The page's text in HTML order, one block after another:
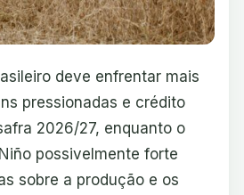
deve enfrentar mais
pressionadas e crédito
2026/27, enquanto o
possivelmente forte
sobre a produção e os